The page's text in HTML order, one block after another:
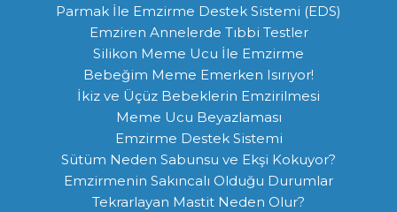
Parmak İle Emzirme Destek Sistemi (EDS)
Emziren Annelerde Tıbbi Testler
Silikon Meme Ucu İle Emzirme
Bebeğim Meme Emerken Isırıyor!
İkiz ve Üçüz Bebeklerin Emzirilmesi
Meme Ucu Beyazlaması
Emzirme Destek Sistemi
Sütüm Neden Sabunsu ve Ekşi Kokuyor?
Emzirmenin Sakıncalı Olduğu Durumlar
Tekrarlayan Mastit Neden Olur?